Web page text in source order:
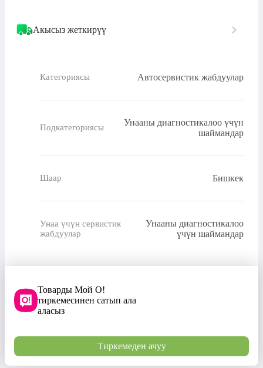
Акысыз жеткирүү
Категориясы Автосервистик жабдуулар
Подкатегориясы
Унааны диагностикалоо үчүн
шаймандар
Шаар Бишкек
Унаа үчүн сервистик
жабдуулар
Унааны диагностикалоо
үчүн шаймандар
Товарды Мой О!
тиркемесинен сатып ала
аласыз
Тиркемеден ачуу